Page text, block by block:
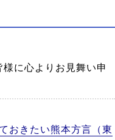
に心よりお見舞い申
おきたい熊本方言（東